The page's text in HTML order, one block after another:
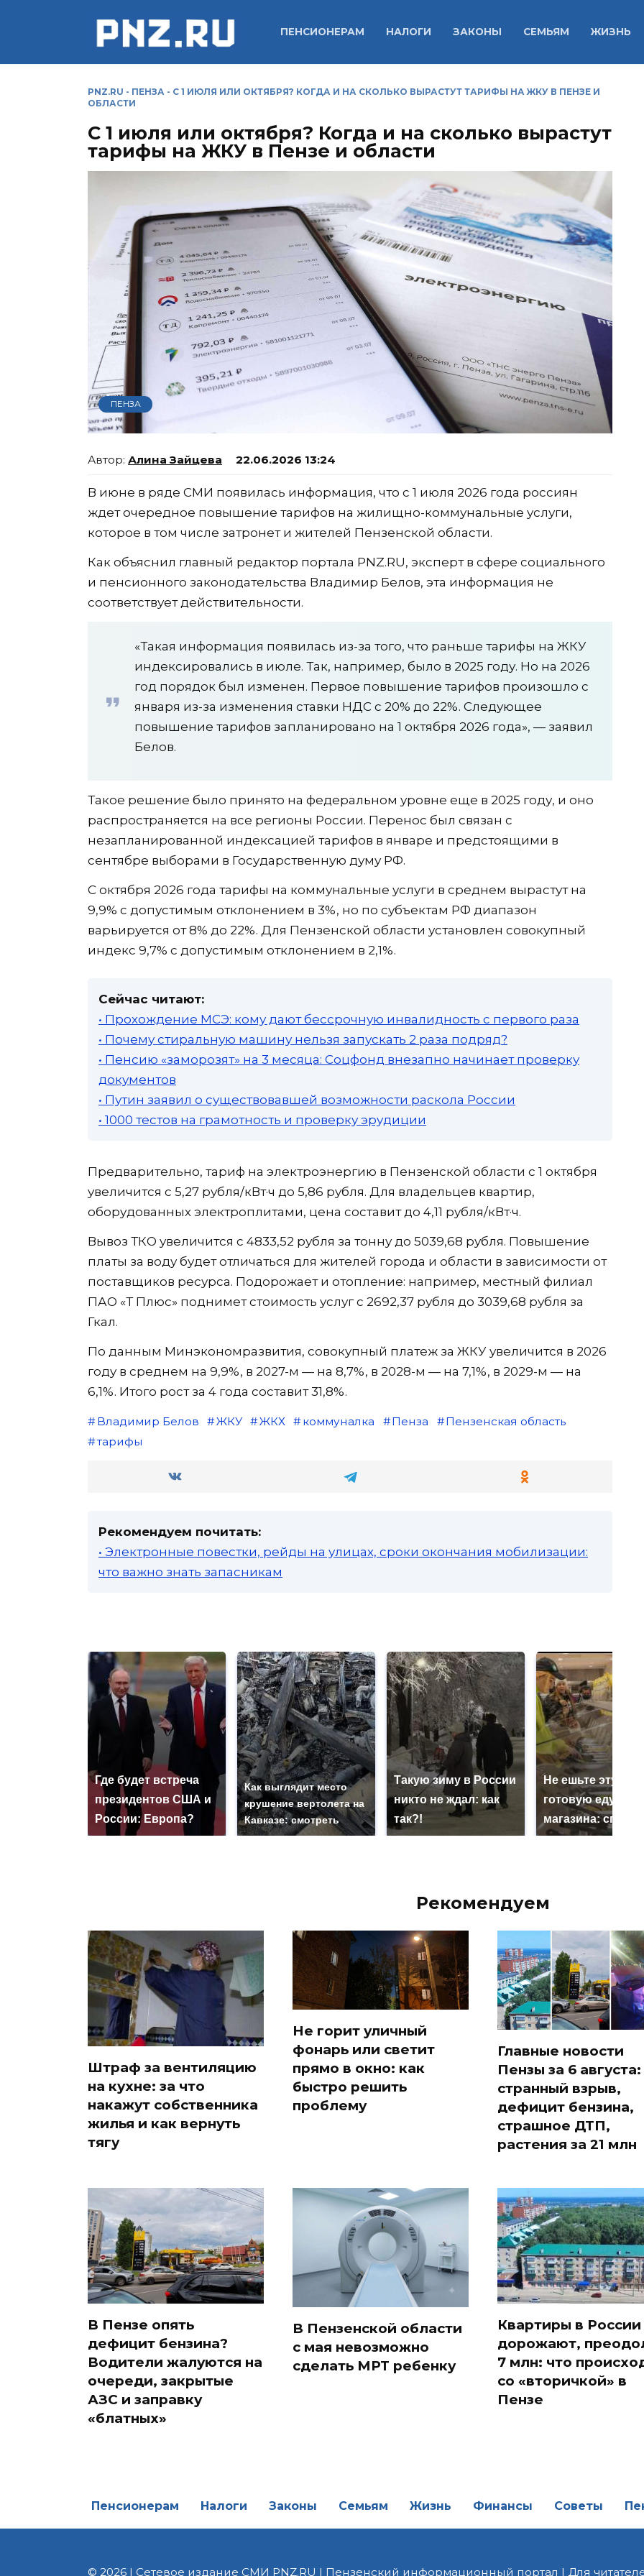
ПЕНСИОНЕРАМ НАЛОГИ ЗАКОНЫ СЕМЬЯМ ЖИЗНЬ
PNZ.RU - ПЕНЗА - С 1 ИЮЛЯ ИЛИ ОКТЯБРЯ? КОГДА И НА СКОЛЬКО ВЫРАСТУТ ТАРИФЫ НА ЖКУ В ПЕНЗЕ И
ОБЛАСТИ
С 1 июля или октября? Когда и на сколько вырастут
тарифы на ЖКУ в Пензе и области
ПЕНЗА
Алина Зайцева 22.06.2026 13:24
В июне в ряде СМИ появилась информация, что с 1 июля 2026 года россиян
ждет очередное повышение тарифов на жилищно-коммунальные услуги,
которое в том числе затронет и жителей Пензенской области.
Как объяснил главный редактор портала PNZ.RU, эксперт в сфере социального
и пенсионного законодательства Владимир Белов, эта информация не
соответствует действительности.
«Такая информация появилась из-за того, что раньше тарифы на ЖКУ
индексировались в июле. Так, например, было в 2025 году. Но на 2026
год порядок был изменен. Первое повышение тарифов произошло с
января из-за изменения ставки НДС с 20% до 22%. Следующее
повышение тарифов запланировано на 1 октября 2026 года», — заявил
Белов.
Такое решение было принято на федеральном уровне еще в 2025 году, и оно
распространяется на все регионы России. Перенос был связан с
незапланированной индексацией тарифов в январе и предстоящими в
сентябре выборами в Государственную думу РФ.
С октября 2026 года тарифы на коммунальные услуги в среднем вырастут на
9,9% с допустимым отклонением в 3%, но по субъектам РФ диапазон
варьируется от 8% до 22%. Для Пензенской области установлен совокупный
индекс 9,7% с допустимым отклонением в 2,1%.
Сейчас читают:
• Прохождение МСЭ: кому дают бессрочную инвалидность с первого раза
• Почему стиральную машину нельзя запускать 2 раза подряд?
• Пенсию «заморозят» на 3 месяца: Соцфонд внезапно начинает проверку
документов
• Путин заявил о существовавшей возможности раскола России
• 1000 тестов на грамотность и проверку эрудиции
Предварительно, тариф на электроэнергию в Пензенской области с 1 октября
увеличится с 5,27 рубля/кВт·ч до 5,86 рубля. Для владельцев квартир,
оборудованных электроплитами, цена составит до 4,11 рубля/кВт·ч.
Вывоз ТКО увеличится с 4833,52 рубля за тонну до 5039,68 рубля. Повышение
платы за воду будет отличаться для жителей города и области в зависимости от
поставщиков ресурса. Подорожает и отопление: например, местный филиал
ПАО «Т Плюс» поднимет стоимость услуг с 2692,37 рубля до 3039,68 рубля за
Гкал.
По данным Минэкономразвития, совокупный платеж за ЖКУ увеличится в 2026
году в среднем на 9,9%, в 2027-м — на 8,7%, в 2028-м — на 7,1%, в 2029-м — на
6,1%. Итого рост за 4 года составит 31,8%.
Владимир Белов ЖКУ ЖКХ коммуналка Пенза
Пензенская область
тарифы
Рекомендуем почитать:
• Электронные повестки, рейды на улицах, сроки окончания мобилизации:
что важно знать запасникам
Где будет встреча
президентов США и
России: Европа?
Как выглядит место
крушение вертолета на
Кавказе: смотреть
Такую зиму в России
никто не ждал: как
так?!
Не ешьте эту
готовую еду из
магазина: список
Рекомендуем
Штраф за вентиляцию
на кухне: за что
накажут собственника
жилья и как вернуть
тягу
Не горит уличный
фонарь или светит
прямо в окно: как
быстро решить
проблему
Главные новости
Пензы за 6 августа:
странный взрыв,
дефицит бензина,
страшное ДТП,
растения за 21 млн
В Пензе опять
дефицит бензина?
Водители жалуются на
очереди, закрытые
АЗС и заправку
«блатных»
В Пензенской области
с мая невозможно
сделать МРТ ребенку
Квартиры в России
дорожают,
7 млн: что
со «вторичкой» в
Пензе
Пенсионерам Налоги Законы Семьям Жизнь Финансы Советы
© 2026 | Сетевое издание СМИ PNZ.RU | Пензенский информационный портал | Для